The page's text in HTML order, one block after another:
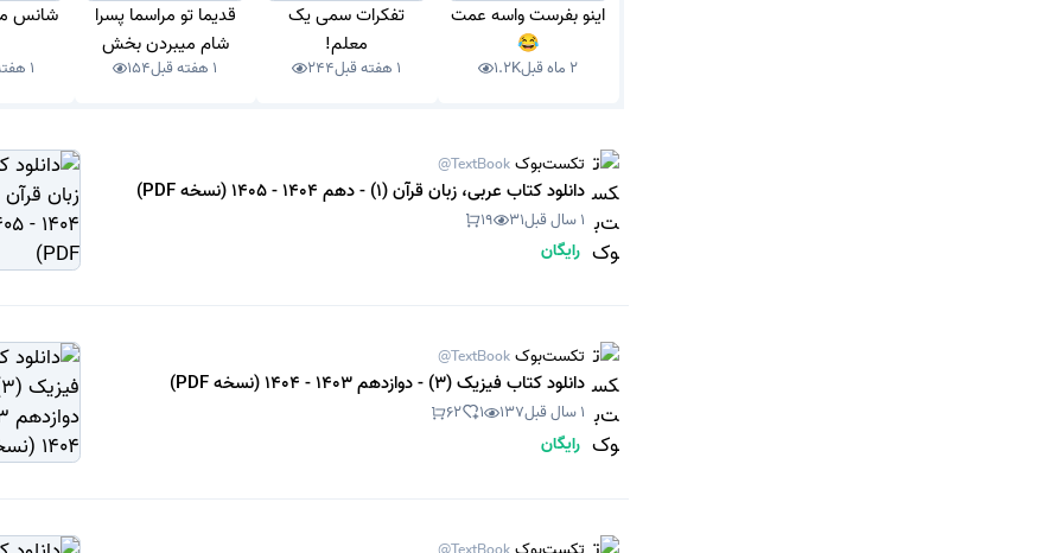
اینو بفرست واسه عمت
😂
2 ماه قبل 1.2K
تفکرات سمی یک
معلم!
1 هفته قبل 244
قدیما تو مراسما پسرا
شام میبردن بخش
زنونه😂 نگو که یادت
1 هفته قبل 154
شانس
1 هفته قبل
تکست‌بوک @TextBook
دانلود کتاب عربی، زبان قرآن (1) - دهم 1404 - 1405 (نسخه PDF)
1 سال قبل 31
19
رایگان
تکست‌بوک @TextBook
دانلود کتاب فیزیک (3) - دوازدهم 1403 - 1404 (نسخه PDF)
1 سال قبل 137
1
62
رایگان
@TextBook